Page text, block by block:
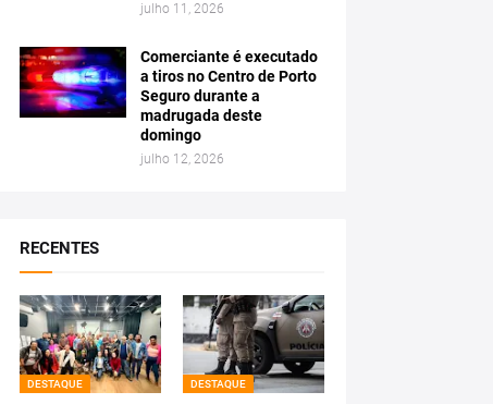
julho 11, 2026
Comerciante é executado
a tiros no Centro de Porto
Seguro durante a
madrugada deste
domingo
julho 12, 2026
RECENTES
DESTAQUE DESTAQUE